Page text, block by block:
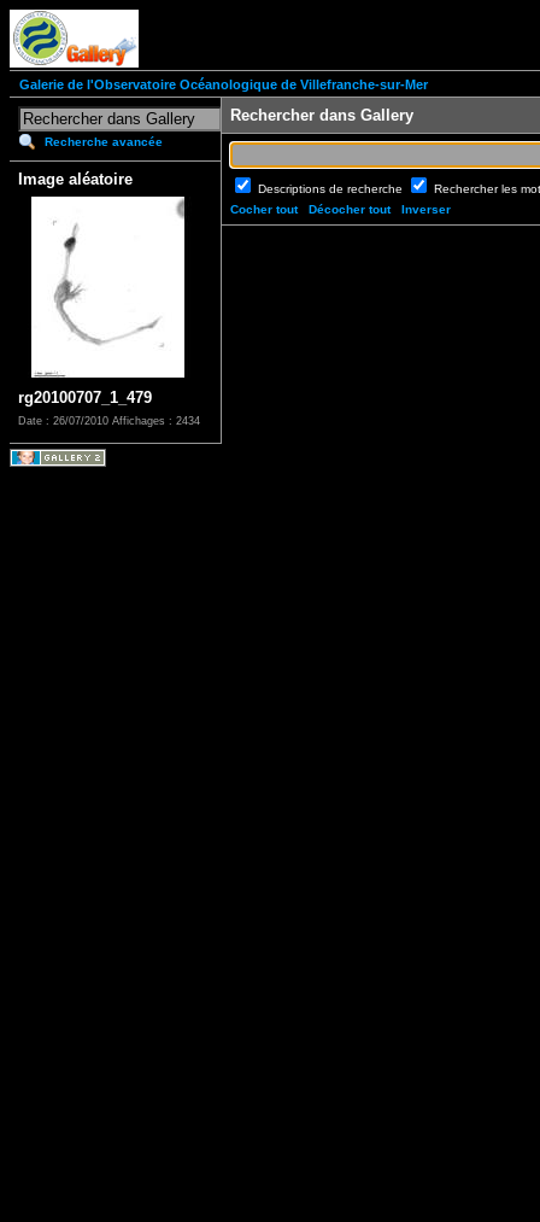
Galerie de l'Observatoire Océanologique de Villefranche-sur-Mer
Recherche avancée
Image aléatoire
rg20100707_1_479
Date : 26/07/2010 Affichages : 2434
Rechercher dans Gallery
Descriptions de recherche
Rechercher les
Cocher tout
Décocher tout Inverser